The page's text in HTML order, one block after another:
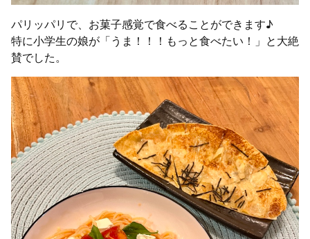
パリッパリで、お菓子感覚で食べることができます♪
特に小学生の娘が「うま！！！もっと食べたい！」と大絶
賛でした。